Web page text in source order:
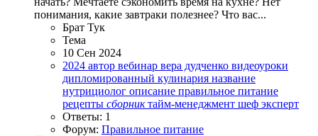
понимания, какие завтраки полезнее? Что вас...
Брат Тук
Тема
10 Сен 2024
2024 автор вебинар вера дудченко видеоуроки
дипломированный кулинария название
нутрициолог описание правильное питание
рецепты сборник тайм-менеджмент шеф эксперт
Ответы: 1
Форум: Правильное питание